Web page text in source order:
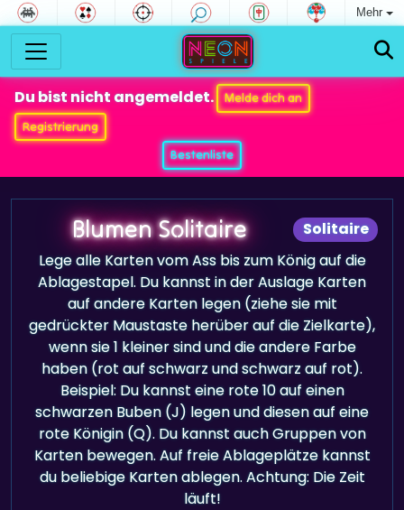
Mehr
Du bist nicht angemeldet.
Melde dich an
Registrierung
Bestenliste
Solitaire
Blumen Solitaire
Lege alle Karten vom Ass bis zum König auf die
Ablagestapel. Du kannst in der Auslage Karten
auf andere Karten legen (ziehe sie mit
gedrückter Maustaste herüber auf die Zielkarte),
wenn sie 1 kleiner sind und die andere Farbe
haben (rot auf schwarz und schwarz auf rot).
Beispiel: Du kannst eine rote 10 auf einen
schwarzen Buben (J) legen und diesen auf eine
rote Königin (Q). Du kannst auch Gruppen von
Karten bewegen. Auf freie Ablageplätze kannst
du beliebige Karten ablegen. Achtung: Die Zeit
läuft!